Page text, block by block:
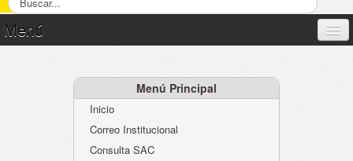
Menú
Atención al Ciudadano
Instituciones Educativas
Menú Principal
Inicio
Correo Institucional
Consulta SAC